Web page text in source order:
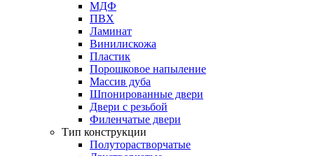
МДФ
ПВХ
Ламинат
Винилискожа
Пластик
Порошковое напыление
Массив дуба
Шпонированные двери
Двери с резьбой
Филенчатые двери
Тип конструкции
Полуторастворчатые